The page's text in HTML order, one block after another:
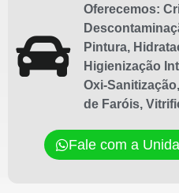
Oferecemos:
Pintura,
Higienização
Oxi-Sanitização,
de Faróis,
Fale com a